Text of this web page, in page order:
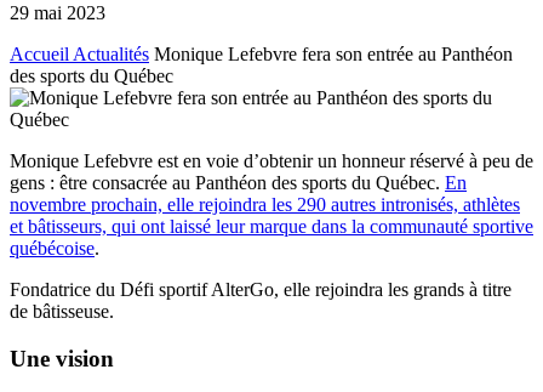
29 mai 2023
Accueil Actualités Monique Lefebvre fera son entrée au Panthéon
des sports du Québec
Monique Lefebvre est en voie d’obtenir un honneur réservé à peu de
gens : être consacrée au Panthéon des sports du Québec. En
novembre prochain, elle rejoindra les 290 autres intronisés, athlètes
et bâtisseurs, qui ont laissé leur marque dans la communauté sportive
québécoise.
Fondatrice du Défi sportif AlterGo, elle rejoindra les grands à titre
de bâtisseuse.
Une vision